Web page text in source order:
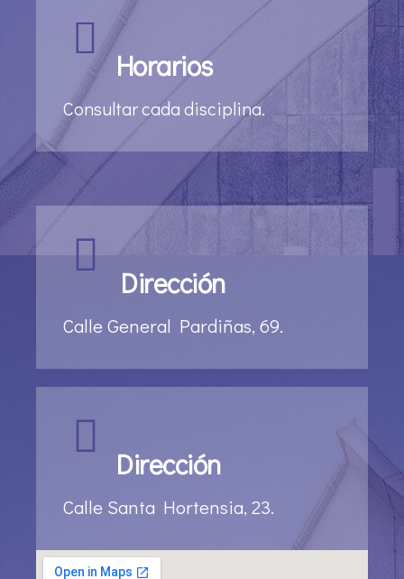
Horarios
Consultar cada disciplina.
Dirección
Calle General Pardiñas, 69.
Dirección
Calle Santa Hortensia, 23.